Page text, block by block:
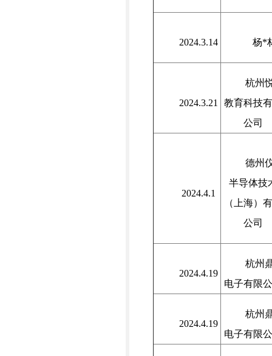
2024.3.14 杨*
2024.3.21
杭州
教育科技
公司
2024.4.1
德州
半导体技
（上海）
公司
2024.4.19
杭州
电子有限
2024.4.19
杭州
电子有限